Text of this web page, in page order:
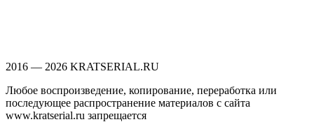
2016 — 2026 KRATSERIAL.RU
Любое воспроизведение, копирование, переработка или
последующее распространение материалов с сайта
www.kratserial.ru запрещается